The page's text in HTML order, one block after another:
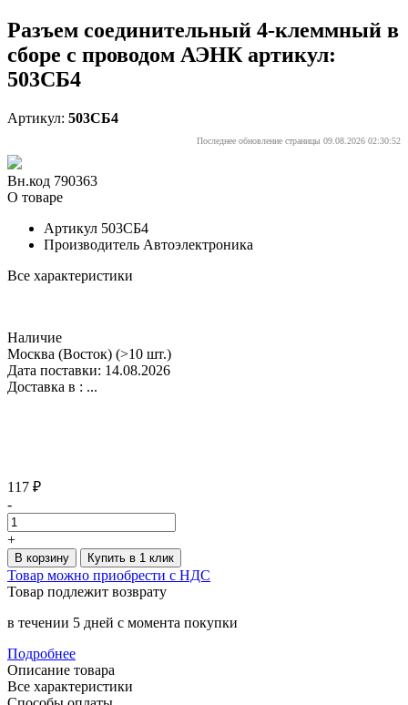
Разъем соединительный 4-клеммный в
сборе с проводом АЭНК артикул:
503СБ4
Артикул: 503СБ4
Последнее обновление страницы 09.08.2026 02:30:52
Вн.код 790363
О товаре
Артикул 503СБ4
Производитель Автоэлектроника
Все характеристики
Наличие
Москва (Восток) (>10 шт.)
Дата поставки: 14.08.2026
Доставка в : ...
117 ₽
-
+
В корзину Купить в 1 клик
Товар можно приобрести с НДС
Товар подлежит возврату
в течении 5 дней с момента покупки
Подробнее
Описание товара
Все характеристики